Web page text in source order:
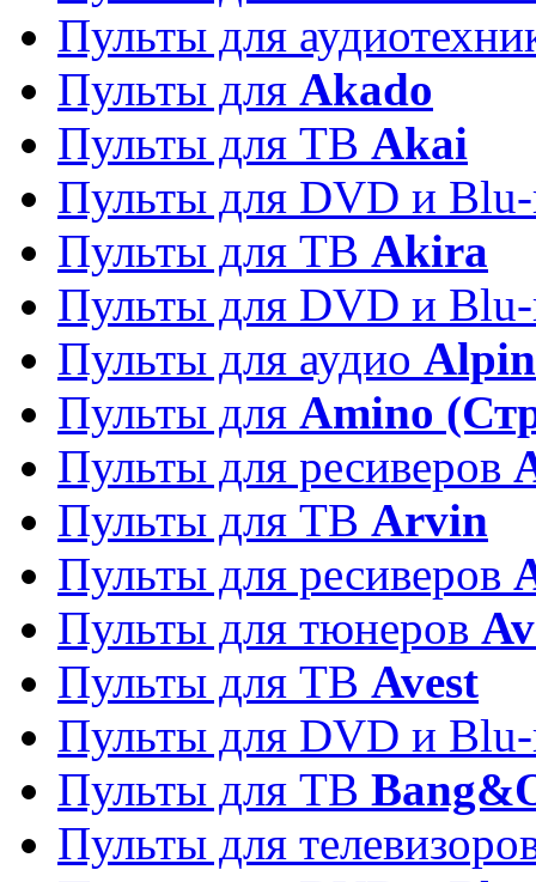
Пульты для
Пульты для Akado
Пульты для ТВ Akai
Пульты для DVD и
Пульты для ТВ Akira
Пульты для DVD и
Пульты для аудио
Пульты для Amino
Пульты для ресиверов
Пульты для ТВ Arvin
Пульты для ресиверов
Пульты для тюнеров
Пульты для ТВ Avest
Пульты для DVD и
Пульты для ТВ
Пульты для